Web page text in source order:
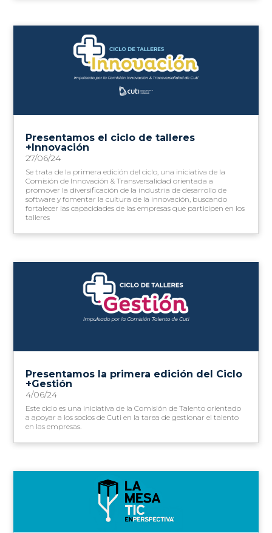
Presentamos el ciclo de talleres
+Innovación
27/06/24
Se trata de la primera edición del ciclo, una iniciativa de la
Comisión de Innovación & Transversalidad orientada a
promover la diversificación de la industria de desarrollo de
software y fomentar la cultura de la innovación, buscando
fortalecer las capacidades de las empresas que participen en los
talleres
Presentamos la primera edición del Ciclo
+Gestión
4/06/24
Este ciclo es una iniciativa de la Comisión de Talento orientado
a apoyar a los socios de Cuti en la tarea de gestionar el talento
en las empresas.